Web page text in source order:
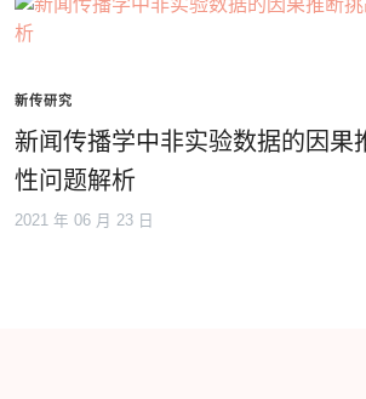
新传研究
新闻传播学中非实验数据的因果
性问题解析
2021 年 06 月 23 日